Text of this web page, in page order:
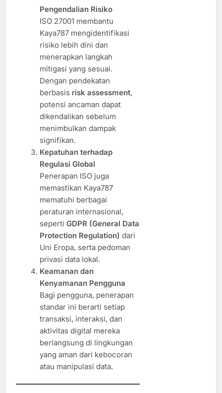
Pengendalian Risiko
ISO 27001 membantu
Kaya787 mengidentifikasi
risiko lebih dini dan
menerapkan langkah
mitigasi yang sesuai.
Dengan pendekatan
berbasis risk assessment,
potensi ancaman dapat
dikendalikan sebelum
menimbulkan dampak
signifikan.
Kepatuhan terhadap
Regulasi Global
Penerapan ISO juga
memastikan Kaya787
mematuhi berbagai
peraturan internasional,
seperti GDPR (General Data
Protection Regulation) dari
Uni Eropa, serta pedoman
privasi data lokal.
Keamanan dan
Kenyamanan Pengguna
Bagi pengguna, penerapan
standar ini berarti setiap
transaksi, interaksi, dan
aktivitas digital mereka
berlangsung di lingkungan
yang aman dari kebocoran
atau manipulasi data.